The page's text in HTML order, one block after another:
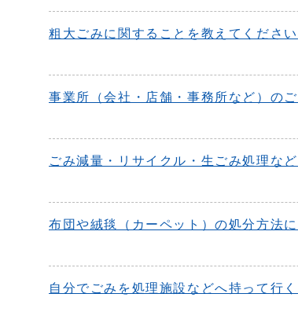
粗大ごみに関することを教えてくださ
事業所（会社・店舗・事務所など）の
ごみ減量・リサイクル・生ごみ処理な
布団や絨毯（カーペット）の処分方法
自分でごみを処理施設などへ持って行